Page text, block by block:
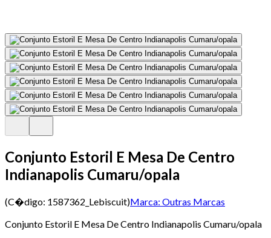
Conjunto Estoril E Mesa De Centro
Indianapolis Cumaru/opala
(C�digo: 1587362_Lebiscuit)Marca: Outras Marcas
Conjunto Estoril E Mesa De Centro Indianapolis Cumaru/opala